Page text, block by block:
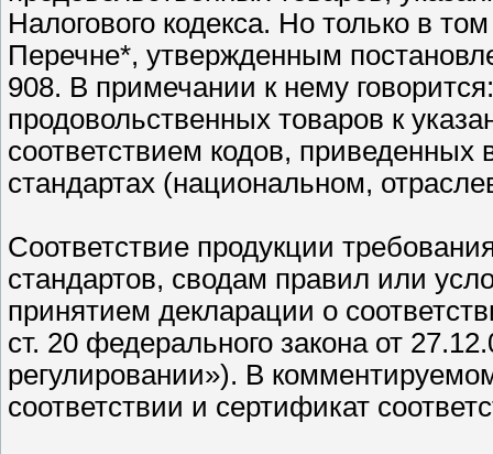
Налогового кодекса. Но только в
Перечне*, утвержденным
908. В примечании к нему
продовольственных товаров к
соответствием кодов,
стандартах (национальном,
Соответствие продукции
стандартов, сводам правил или
принятием декларации о
ст. 20 федерального закона от
регулировании»). В
соответствии и сертификат